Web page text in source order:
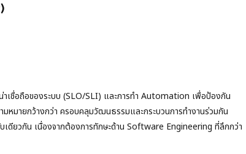
น่าเชื่อถือของระบบ (SLO/SLI) และการทำ Automation เพื่อป้องกัน
มายกว้างกว่า ครอบคลุมวัฒนธรรมและกระบวนการทำงานร่วมกัน
เดียวกัน เนื่องจากต้องการทักษะด้าน Software Engineering ที่ลึกกว่า